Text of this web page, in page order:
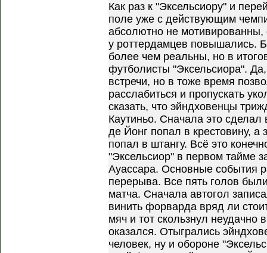
Как раз к "Эксельсиору" и
поле уже с действующим
абсолютно не
у роттердамцев повышались.
более чем реальны, но в
футболисты "Эксельсиора".
встречи, но в тоже время
расслабиться и пропускать
сказать, что эйндховенцы
Каутиньо. Сначала это
де Йонг попал в крестовину,
попал в штангу. Всё это
"Эксельсиор" в первом тайме
Ауассара. Основные события
перерыва. Все пять голов
матча. Сначала автогол
винить форварда вряд ли
мяч и тот скользнул неудачно
оказался. Отыгрались
человек, ну и обороне